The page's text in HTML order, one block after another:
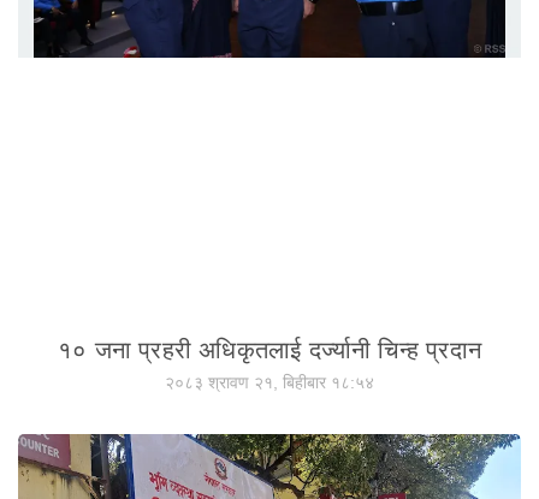
१० जना प्रहरी अधिकृतलाई दर्ज्यानी चिन्ह प्रदान
२०८३ श्रावण २१, बिहीबार १८:५४